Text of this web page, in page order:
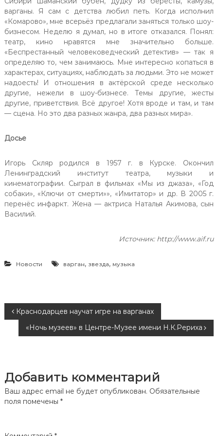
варганы. Я сам с детства любил петь. Когда исполнил
«Комарово», мне всерьёз предлагали заняться только шоу-
бизнесом. Неделю я думал, но в итоге отказался. Понял:
театр, кино нравятся мне значительно больше.
«Беспрестанный человековедческий детектив» — так я
определяю то, чем занимаюсь. Мне интересно копаться в
характерах, ситуациях, наблюдать за людьми. Это не может
надоесть! И отношения в актёрской среде несколько
другие, нежели в шоу-бизнесе. Темы другие, жесты
другие, приветствия. Всё другое! Хотя вроде и там, и там
— сцена. Но это два разных жанра, два разных мира».
Досье
Игорь Скляр родился в 1957 г. в Курске. Окончил
Ленинградский институт театра, музыки и
кинематографии. Сыграл в фильмах «Мы из джаза», «Год
собаки», «Ключи от смерти»», «Имитатор» и др. В 2005 г.
перенёс инфаркт. Жена — актриса Наталья Акимова, сын
Василий.
Источник: http://www.aif.ru
Новости варган, звезда, музыка
Н
и
г
Краснодарцев научат игре на варганах
«Ночь музеев» в Центре-Музее имени Н.К.Рериха
Добавить комментарий
Ваш адрес email не будет опубликован. Обязательные
поля помечены *